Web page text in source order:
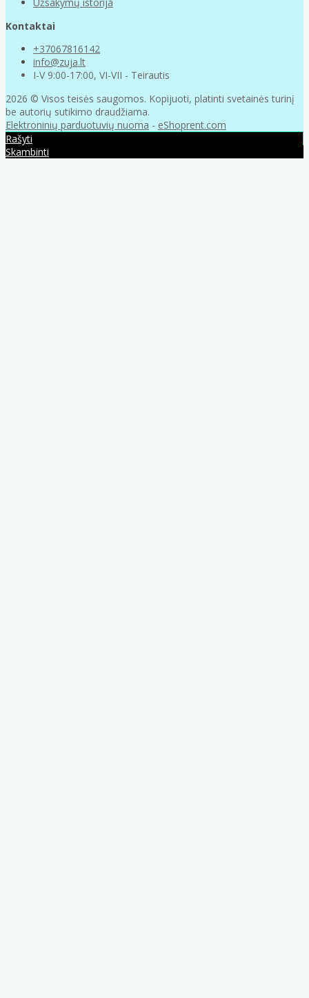
Kontaktai
+37067816142
info@zuja.lt
I-V 9:00-17:00, VI-VII - Teirautis
2026 © Visos teisės saugomos. Kopijuoti, platinti svetainės turinį
be autorių sutikimo draudžiama.
Elektroninių parduotuvių nuoma - eShoprent.com
Rašyti
Skambinti